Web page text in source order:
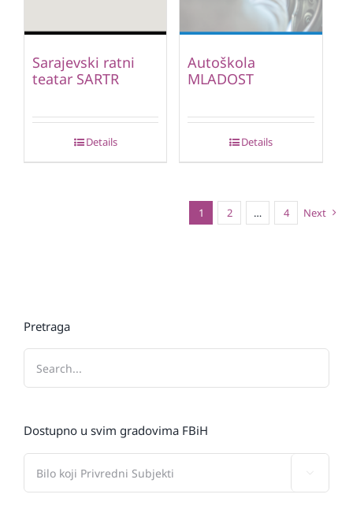
Sarajevski ratni
teatar SARTR
Details
Autoškola
MLADOST
Details
1 2 … 4 Next
Pretraga
Dostupno u svim gradovima FBiH